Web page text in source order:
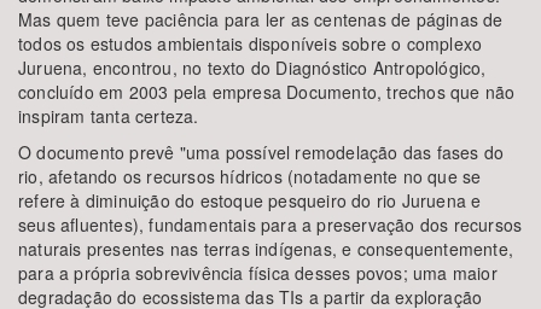
Mas quem teve paciência para ler as centenas de páginas de
todos os estudos ambientais disponíveis sobre o complexo
Juruena, encontrou, no texto do Diagnóstico Antropológico,
concluído em 2003 pela empresa Documento, trechos que não
inspiram tanta certeza.
O documento prevê "uma possível remodelação das fases do
rio, afetando os recursos hídricos (notadamente no que se
refere à diminuição do estoque pesqueiro do rio Juruena e
seus afluentes), fundamentais para a preservação dos recursos
naturais presentes nas terras indígenas, e consequentemente,
para a própria sobrevivência física desses povos; uma maior
degradação do ecossistema das TIs a partir da exploração